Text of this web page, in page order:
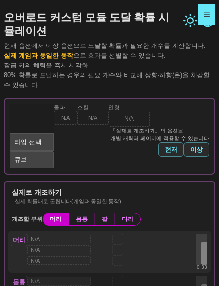
오버로드 커스텀 모듈 도달 확률 시
뮬레이션
현재 옵션에서 이상 옵션으로 도달할 확률과 필요한 개수를 계산합니다.
실제 게임과 동일한 동작으로 효과를 선별할 수 있습니다.
잠금 키의 혜택을 즉시 시각화
80% 확률로 도달하는 경우의 필요 개수와 비교해 상향·하향(운)을 체감할
수 있습니다.
큐브
돌파
N/A
스킬
N/A
인형
N/A
「실제로 개조하기」의 옵션을
개별 캐릭터 페이지에 적용할 수 있습니다
현재 이상
실제로 개조하기
실제 확률대로 굴립니다(게임과 동일한 동작).
개조할 부위 머리 몸통 팔 다리
머리
N/A
N/A
N/A
0 33
몸통
N/A